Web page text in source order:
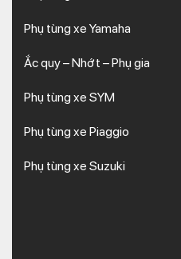
Phụ tùng xe Yamaha
Ắc quy – Nhớt – Phụ gia
Phụ tùng xe SYM
Phụ tùng xe Piaggio
Phụ tùng xe Suzuki